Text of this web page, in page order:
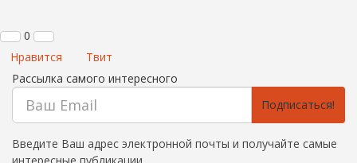
0
Нравится
Твит
Рассылка самого интересного
Подписаться!
Введите Ваш адрес электронной почты и получайте самые